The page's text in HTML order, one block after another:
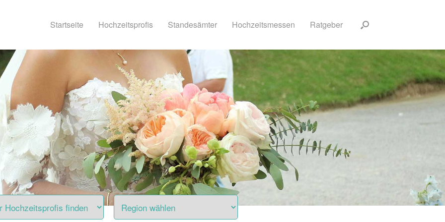
Startseite Hochzeitsprofis Standesämter Hochzeitsmessen Ratgeber